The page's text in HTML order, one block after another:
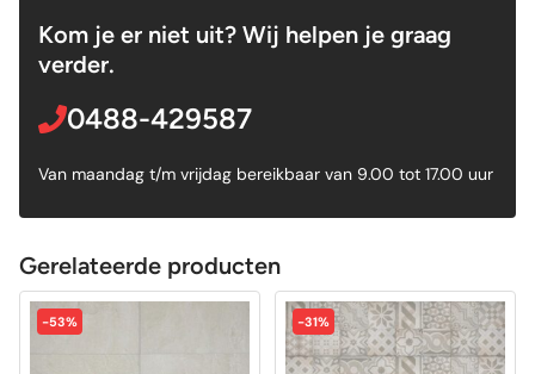
Kom je er niet uit? Wij helpen je graag
verder.
0488-429587
Van maandag t/m vrijdag bereikbaar van 9.00 tot 17.00 uur
Gerelateerde producten
-53% -31%